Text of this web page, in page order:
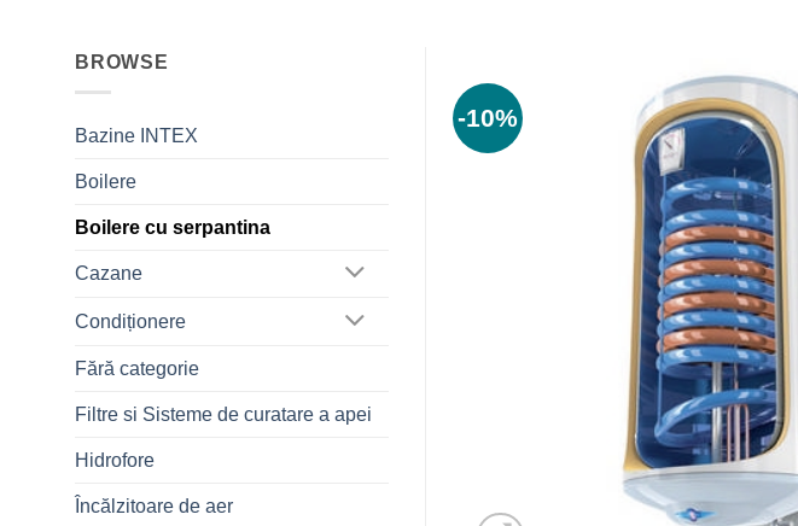
BROWSE
Bazine INTEX
Boilere
Boilere cu serpantina
Cazane
Condiționere
Fără categorie
Filtre si Sisteme de curatare a apei
Hidrofore
Încălzitoare de aer
-10%